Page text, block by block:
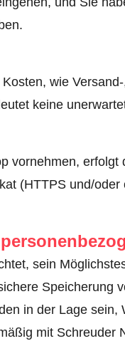
wie
keine
vornehmen, erfolgt
(HTTPS und/
sein
Speicherung
in der Lage sein,
mit Schreuder